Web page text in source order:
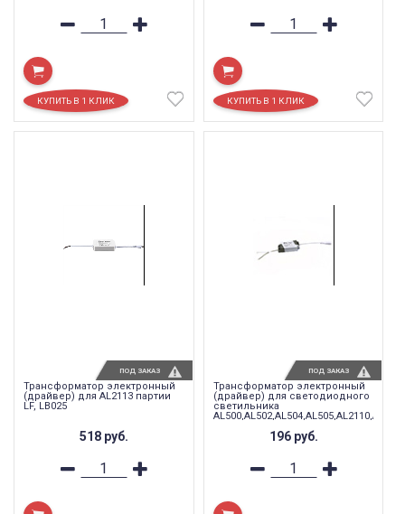
Трансформатор электронный
(драйвер) для AL2113 партии
LF, LB025
518 руб.
ПОД ЗАКАЗ
Трансформатор электронный
(драйвер) для светодиодного
светильника
AL500,AL502,AL504,AL505,AL2110,AL2111
196 руб.
ПОД ЗАКАЗ